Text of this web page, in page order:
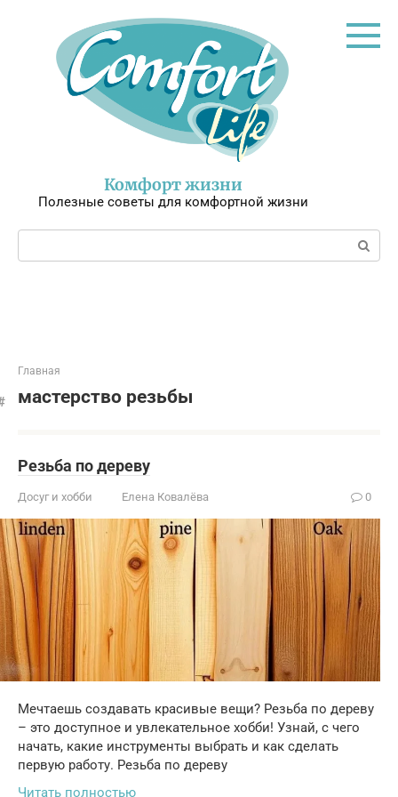
Комфорт жизни
Полезные советы для комфортной жизни
Поиск:
Главная
мастерство резьбы
Резьба по дереву
Досуг и хобби Елена Ковалёва 0
Мечтаешь создавать красивые вещи? Резьба по дереву
– это доступное и увлекательное хобби! Узнай, с чего
начать, какие инструменты выбрать и как сделать
первую работу. Резьба по дереву
Читать полностью